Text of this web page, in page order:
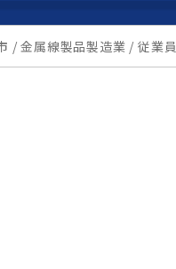
/ 金属線製品製造業 / 従業